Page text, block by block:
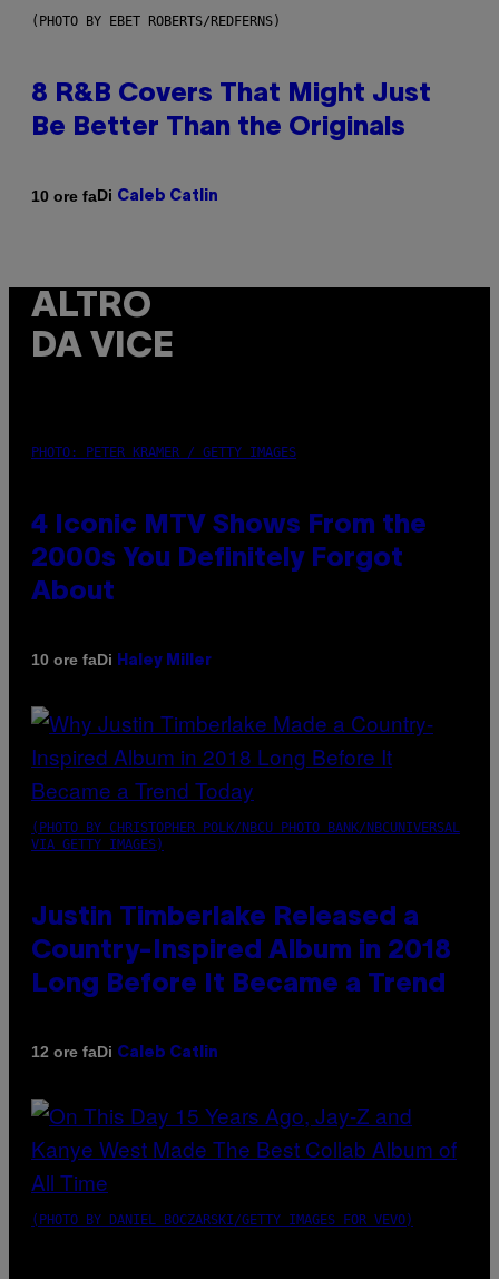
(PHOTO BY EBET ROBERTS/REDFERNS)
8 R&B Covers That Might Just
Be Better Than the Originals
10 ore faDi Caleb Catlin
ALTRO
DA VICE
PHOTO: PETER KRAMER / GETTY IMAGES
4 Iconic MTV Shows From the
2000s You Definitely Forgot
About
10 ore faDi Haley Miller
(PHOTO BY CHRISTOPHER POLK/NBCU PHOTO BANK/NBCUNIVERSAL
VIA GETTY IMAGES)
Justin Timberlake Released a
Country-Inspired Album in 2018
Long Before It Became a Trend
12 ore faDi Caleb Catlin
(PHOTO BY DANIEL BOCZARSKI/GETTY IMAGES FOR VEVO)